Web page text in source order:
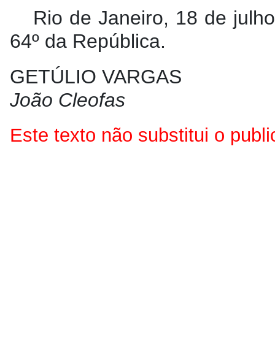
Rio de Janeiro, 18 de
64º da República.
GETÚLIO VARGAS
João Cleofas
Este texto não substitui o